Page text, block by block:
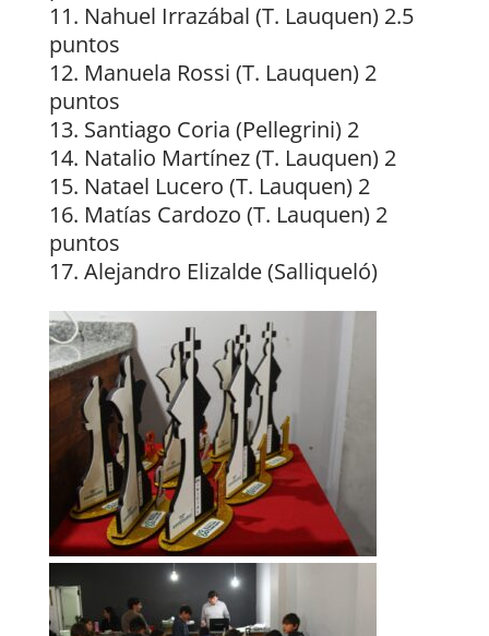
Nahuel Irrazábal (T. Lauquen) 2.5
puntos
Manuela Rossi (T. Lauquen) 2
puntos
Santiago Coria (Pellegrini) 2
Natalio Martínez (T. Lauquen) 2
Natael Lucero (T. Lauquen) 2
Matías Cardozo (T. Lauquen) 2
puntos
Alejandro Elizalde (Salliqueló)